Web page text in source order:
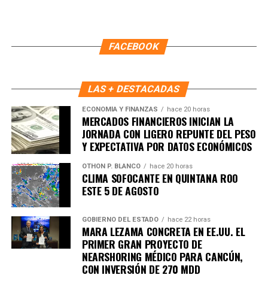
Recibe las noticias al instante
Únete al canal oficial de WhatsApp de
Quinto Poder
importantes de Quintana Roo directamente
en tu teléfono.
Unirme al canal de WhatsApp
FACEBOOK
LAS + DESTACADAS
ECONOMÍA Y FINANZAS hace 20 horas
MERCADOS FINANCIEROS INICIAN LA
JORNADA CON LIGERO REPUNTE DEL PESO
Y EXPECTATIVA POR DATOS ECONÓMICOS
OTHON P. BLANCO hace 20 horas
CLIMA SOFOCANTE EN QUINTANA ROO
ESTE 5 DE AGOSTO
GOBIERNO DEL ESTADO hace 22 horas
MARA LEZAMA CONCRETA EN EE.UU. EL
PRIMER GRAN PROYECTO DE
NEARSHORING MÉDICO PARA CANCÚN,
CON INVERSIÓN DE 270 MDD